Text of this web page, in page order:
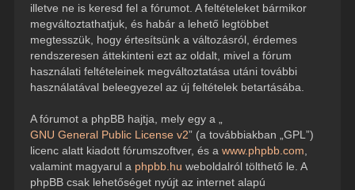
illetve ne is keresd fel a fórumot. A feltételeket bármikor
megváltoztathatjuk, és habár a lehető legtöbbet
megtesszük, hogy értesítsünk a változásról, érdemes
rendszeresen áttekinteni ezt az oldalt, mivel a fórum
használati feltételeinek megváltoztatása utáni további
használatával beleegyezel az új feltételek betartásába.
A fórumot a phpBB hajtja, mely egy a „
GNU General Public License v2” (a továbbiakban „GPL”)
licenc alatt kiadott fórumszoftver, és a www.phpbb.com
valamint magyarul a phpbb.hu weboldalról tölthető le. A
phpBB csak lehetőséget nyújt az internet alapú